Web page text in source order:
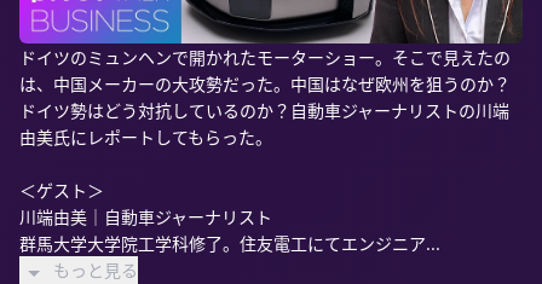
ドイツのミュンヘンで開かれたモーターショー。そこで見えたの
は、中国メーカーの大攻勢だった。中国はなぜ欧州を狙うのか？
ドイツ勢はどう対抗しているのか？自動車ジャーナリストの川端
由美氏にレポートしてもらった。
＜ゲスト＞
川端由美｜自動車ジャーナリスト
群馬大学大学院工学科修了。住友電工にてエンジニア...
もっと見る